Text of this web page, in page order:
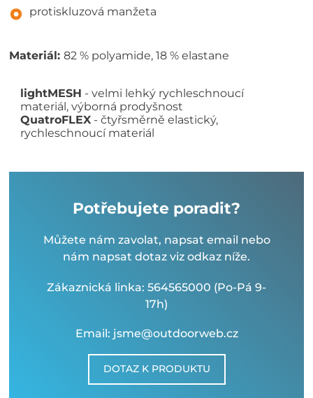
protiskluzová manžeta
Materiál:82 % polyamide, 18 % elastane
lightMESH - velmi lehký rychleschnoucí
materiál, výborná prodyšnost
QuatroFLEX - čtyřsměrně elastický,
rychleschnoucí materiál
Potřebujete poradit?
Můžete nám zavolat, napsat email nebo
nám napsat dotaz viz odkaz níže.
Zákaznická linka: 564565000 (Po-Pá 9-
17h)
Email: jsme@outdoorweb.cz
DOTAZ K PRODUKTU